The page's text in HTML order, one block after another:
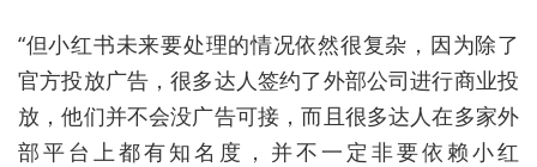
“但小红书未来要处理的情况依然很复杂，因为除了
官方投放广告，很多达人签约了外部公司进行商业投
放，他们并不会没广告可接，而且很多达人在多家外
部平台上都有知名度，并不一定非要依赖小红